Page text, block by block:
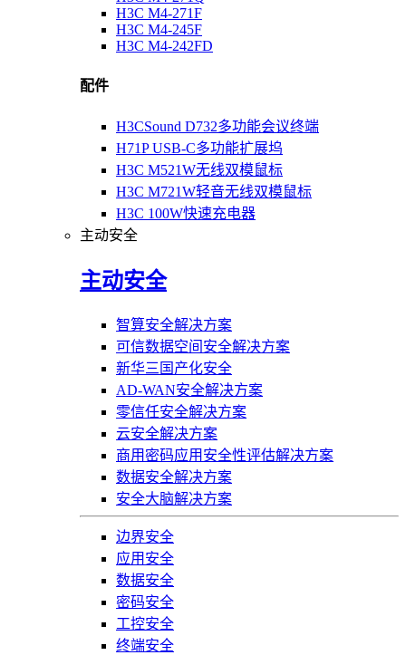
H3C M4-271F
H3C M4-245F
H3C M4-242FD
配件
H3CSound D732多功能会议终端
H71P USB-C多功能扩展坞
H3C M521W无线双模鼠标
H3C M721W轻音无线双模鼠标
H3C 100W快速充电器
主动安全
主动安全
智算安全解决方案
可信数据空间安全解决方案
新华三国产化安全
AD-WAN安全解决方案
零信任安全解决方案
云安全解决方案
商用密码应用安全性评估解决方案
数据安全解决方案
安全大脑解决方案
边界安全
应用安全
数据安全
密码安全
工控安全
终端安全